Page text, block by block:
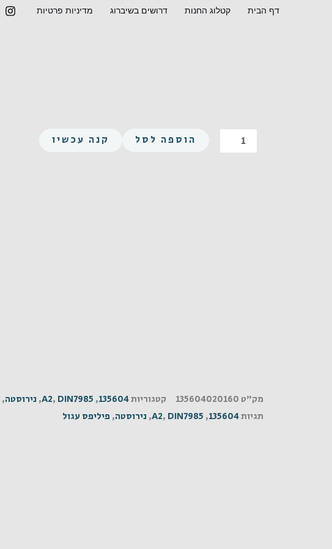
דף הבית קטלוג החנות דרושים בשיברוג מדיניות פרטיות
כמות
של
הוספה לסל קנה עכשיו
מק"ט 135604020160 קטגוריות135604
,
A2, DIN7985
, נירוסטה,
תגיות135604
,
A2, DIN7985
, נירוסטה, פיליפס עגול